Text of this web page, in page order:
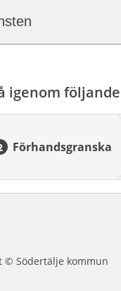
igenom
Förhandsgranska
© Södertälje kommun